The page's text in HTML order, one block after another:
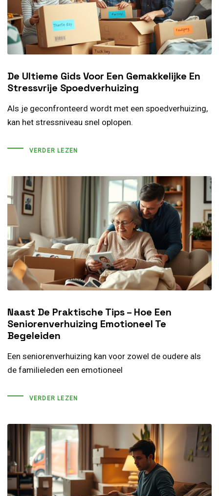
De Ultieme Gids Voor Een Gemakkelijke En
Stressvrije Spoedverhuizing
Als je geconfronteerd wordt met een spoedverhuizing,
kan het stressniveau snel oplopen.
VERDER LEZEN
Naast De Praktische Tips – Hoe Een
Seniorenverhuizing Emotioneel Te
Begeleiden
Een seniorenverhuizing kan voor zowel de oudere als
de familieleden een emotioneel
VERDER LEZEN